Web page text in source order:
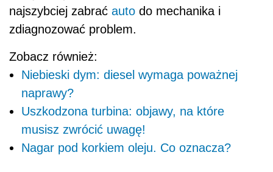
najszybciej zabrać auto do mechanika i
zdiagnozować problem.
Zobacz również:
Niebieski dym: diesel wymaga poważnej
naprawy?
Uszkodzona turbina: objawy, na które
musisz zwrócić uwagę!
Nagar pod korkiem oleju. Co oznacza?